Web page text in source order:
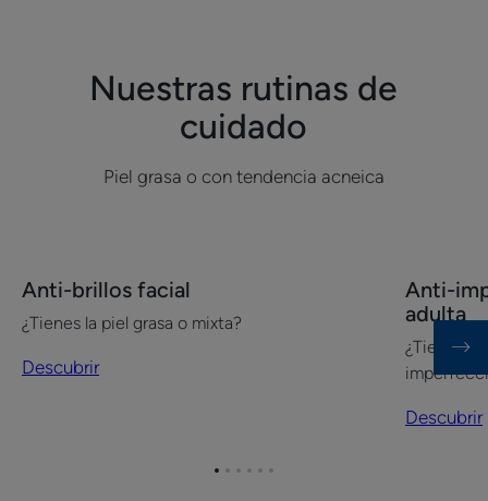
Nuestras rutinas de
cuidado
Piel grasa o con tendencia acneica
Anti-
brillos
Anti-brillos facial
¿Tienes la piel grasa o mixta?
Descubrir
Anti-
facial
de
la
Anti-
adulta
¿Tienes
Descubrir
IrIrIrIrIrIr